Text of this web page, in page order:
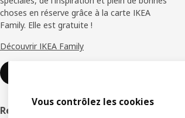
page
choses en réserve grâce à la carte IKEA
Family. Elle est gratuite !
Découvrir IKEA Family
Rejoindre le Réseau IKEA Pro
Vous contrôlez les cookies